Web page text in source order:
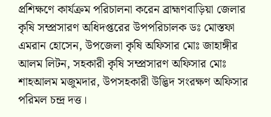
প্রশিক্ষণে কার্যক্রম পরিচালনা করেন ব্রাহ্মণবাড়িয়া জেলার
কৃষি সম্প্রসারণ অধিদপ্তরের উপপরিচালক ডঃ মোস্তফা
এমরান হোসেন, উপজেলা কৃষি অফিসার মোঃ জাহাঙ্গীর
আলম লিটন, সহকারী কৃষি সম্প্রসারণ অফিসার মোঃ
শাহআলম মজুমদার, উপসহকারী উদ্ভিদ সংরক্ষণ অফিসার
পরিমল চন্দ্র দত্ত।